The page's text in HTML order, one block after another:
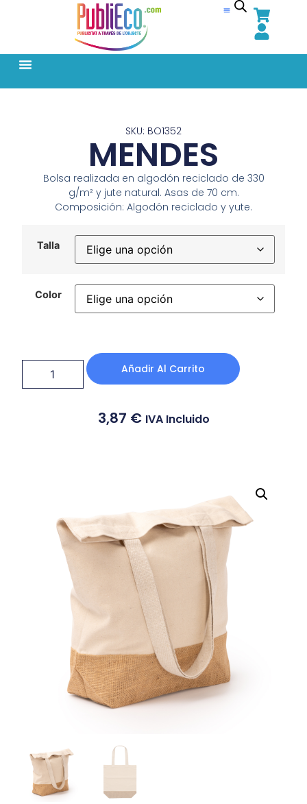
SKU: BO1352
MENDES
Bolsa realizada en algodón reciclado de 330
g/m² y jute natural. Asas de 70 cm.
Composición: Algodón reciclado y yute.
Talla
Color
Añadir Al Carrito
3,87 € IVA Incluido